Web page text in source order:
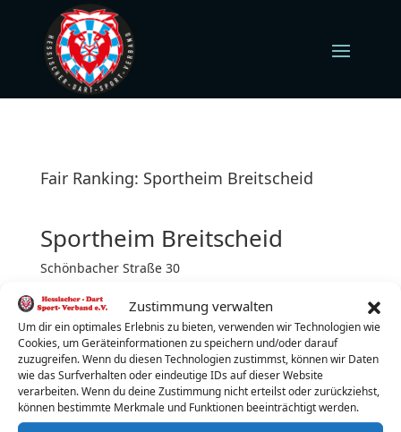
Zustimmung verwalten
Um dir ein optimales Erlebnis zu bieten, verwenden wir Technologien wie
Cookies, um Geräteinformationen zu speichern und/oder darauf
zuzugreifen. Wenn du diesen Technologien zustimmst, können wir Daten
wie das Surfverhalten oder eindeutige IDs auf dieser Website
verarbeiten. Wenn du deine Zustimmung nicht erteilst oder zurückziehst,
können bestimmte Merkmale und Funktionen beeinträchtigt werden.
Fair Ranking: Sportheim Breitscheid
Sportheim Breitscheid
Schönbacher Straße 30
Donnerstag (jeden)
Turnierbeginn: 19:00 Uhr
Turnierleiter:Patrick Rausch
Telefon:0160/94105873
E-Mail: paddy-246@gmx.net